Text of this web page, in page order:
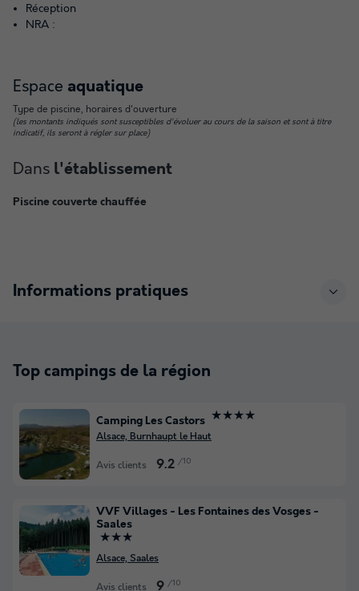
Réception
NRA :
Espace aquatique
Type de piscine, horaires d'ouverture
(les montants indiqués sont susceptibles d'évoluer au cours de la saison et sont à titre
indicatif, ils seront à régler sur place)
Dans l'établissement
Piscine couverte chauffée
Informations pratiques
Top campings de la région
Camping Les Castors ★★★★
Alsace, Burnhaupt le Haut
Avis clients 9.2 /10
VVF Villages - Les Fontaines des Vosges -
Saales
★★★
Alsace, Saales
Avis clients 9 /10